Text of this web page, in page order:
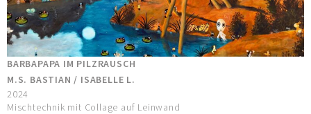
BARBAPAPA IM PILZRAUSCH
M.S. BASTIAN / ISABELLE L.
2024
Mischtechnik mit Collage auf Leinwand